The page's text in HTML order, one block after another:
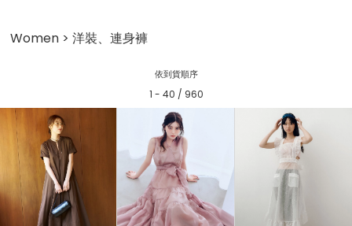
Women > 洋裝、連身褲
依到貨順序
1 - 40 / 960